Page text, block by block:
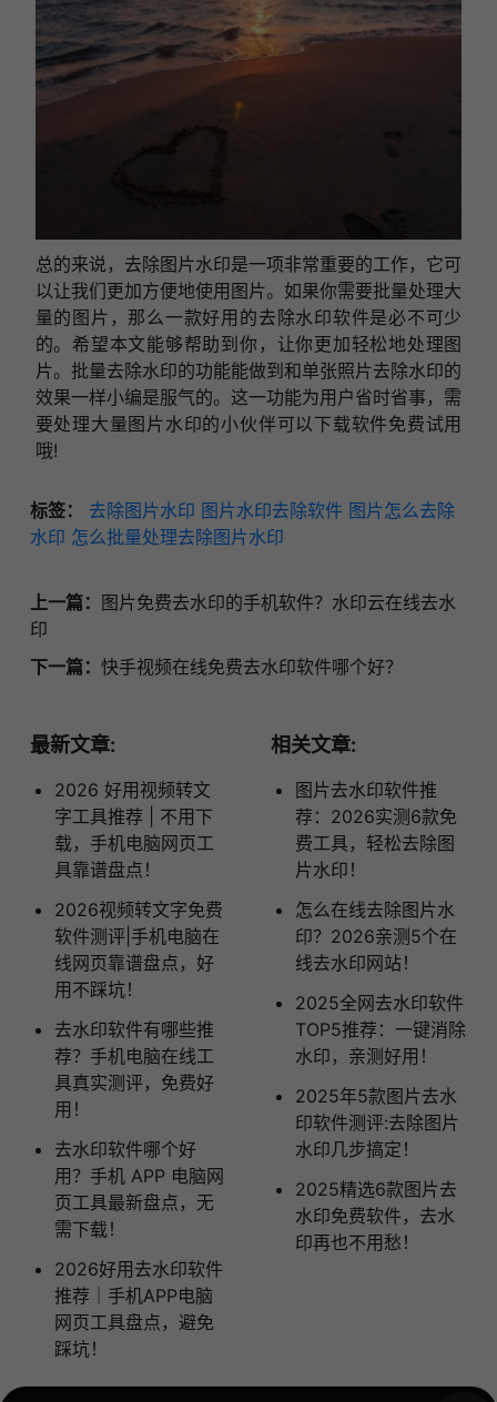
总的来说，去除图片水印是一项非常重要的工作，它可
以让我们更加方便地使用图片。如果你需要批量处理大
量的图片，那么一款好用的去除水印软件是必不可少
的。希望本文能够帮助到你，让你更加轻松地处理图
片。批量去除水印的功能能做到和单张照片去除水印的
效果一样小编是服气的。这一功能为用户省时省事，需
要处理大量图片水印的小伙伴可以下载软件免费试用
哦!
标签： 去除图片水印 图片水印去除软件 图片怎么去除
水印 怎么批量处理去除图片水印
上一篇： 图片免费去水印的手机软件？水印云在线去水
印
下一篇： 快手视频在线免费去水印软件哪个好？
最新文章:
2026 好用视频转文
字工具推荐 | 不用下
载，手机电脑网页工
具靠谱盘点！
2026视频转文字免费
软件测评|手机电脑在
线网页靠谱盘点，好
用不踩坑！
去水印软件有哪些推
荐？手机电脑在线工
具真实测评，免费好
用！
去水印软件哪个好
用？手机 APP 电脑网
页工具最新盘点，无
需下载！
2026好用去水印软件
推荐｜手机APP电脑
网页工具盘点，避免
踩坑！
相关文章:
图片去水印软件推
荐：2026实测6款免
费工具，轻松去除图
片水印！
怎么在线去除图片水
印？2026亲测5个在
线去水印网站！
2025全网去水印软件
TOP5推荐：一键消除
水印，亲测好用！
2025年5款图片去水
印软件测评:去除图片
水印几步搞定！
2025精选6款图片去
水印免费软件，去水
印再也不用愁！